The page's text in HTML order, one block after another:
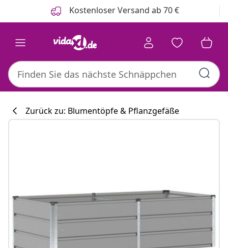
Kostenloser Versand ab 70 €
Zurück zu: Blumentöpfe & Pflanzgefäße